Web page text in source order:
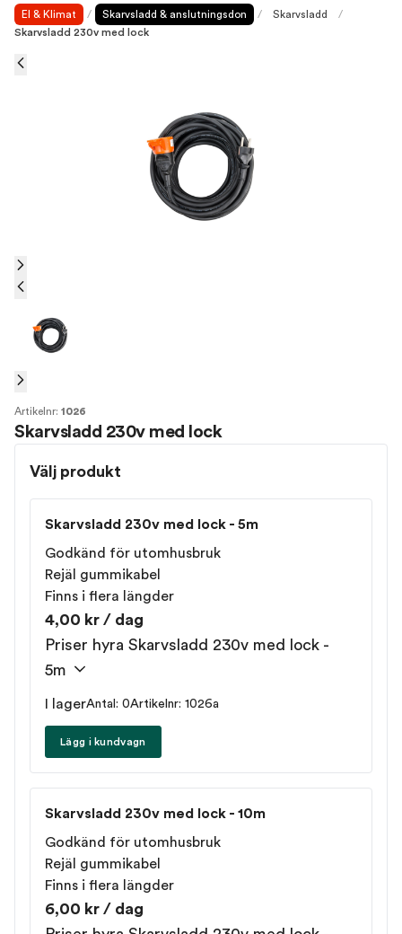
El & Klimat / Skarvsladd & anslutningsdon / Skarvsladd
/
Skarvsladd 230v med lock
Artikelnr: 1026
Skarvsladd 230v med lock
Välj produkt
Skarvsladd 230v med lock - 5m
Godkänd för utomhusbruk
Rejäl gummikabel
Finns i flera längder
4,00 kr / dag
Priser hyra Skarvsladd 230v med lock -
5m
I lagerAntal: 0Artikelnr: 1026a
Lägg i kundvagn
Skarvsladd 230v med lock - 10m
Godkänd för utomhusbruk
Rejäl gummikabel
Finns i flera längder
6,00 kr / dag